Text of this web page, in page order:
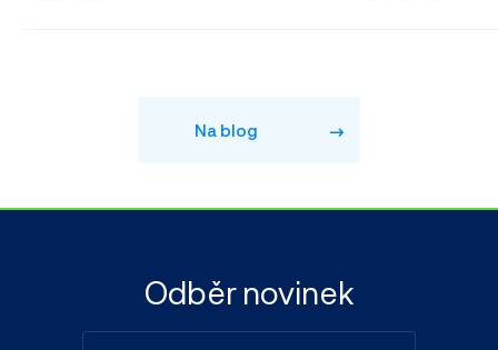
Na blog
Odběr novinek